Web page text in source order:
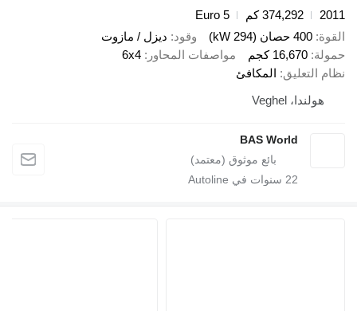
374,292 كم
Euro 5
400 حصان (294 kW) وقود
ديزل / مازوت
16,670 كجم مواصفات المحاور 6x4
التعليق المكافئ
هولندا، Veghel
BAS World
سنوات في Autoline